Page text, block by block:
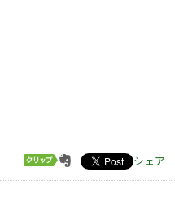
シェア